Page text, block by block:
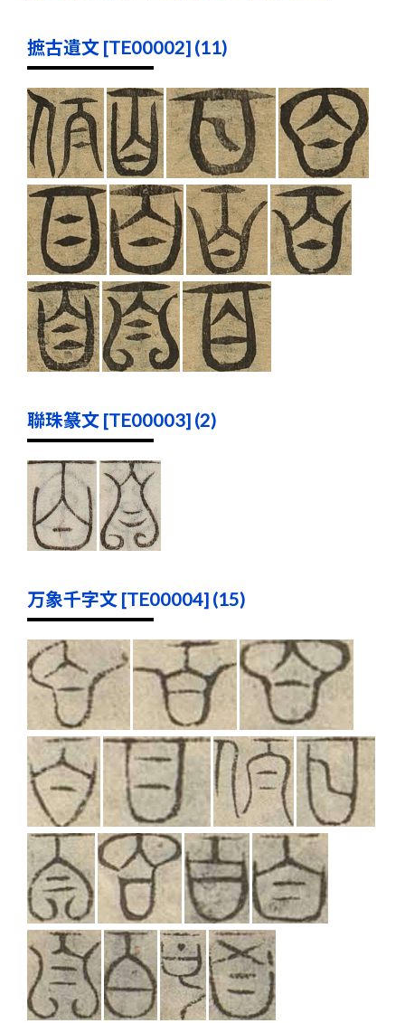
摭古遺文 [TE00002] (11)
聯珠篆文 [TE00003] (2)
万象千字文 [TE00004] (15)